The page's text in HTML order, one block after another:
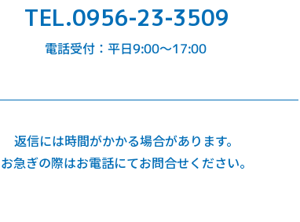
TEL.0956-23-3509
電話受付：平日9:00〜17:00
返信には時間がかかる場合があります。
お急ぎの際はお電話にてお問合せください。